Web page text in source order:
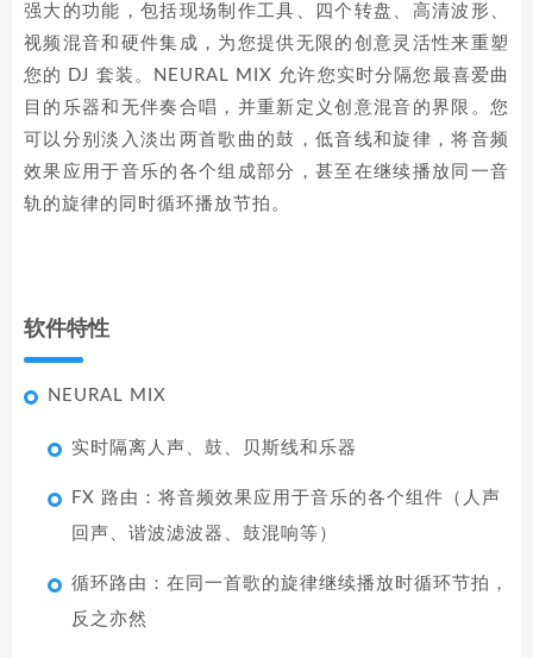
强大的功能，包括现场制作工具、四个转盘、高清波形、
视频混音和硬件集成，为您提供无限的创意灵活性来重塑
您的 DJ 套装。NEURAL MIX 允许您实时分隔您最喜爱曲
目的乐器和无伴奏合唱，并重新定义创意混音的界限。您
可以分别淡入淡出两首歌曲的鼓，低音线和旋律，将音频
效果应用于音乐的各个组成部分，甚至在继续播放同一音
轨的旋律的同时循环播放节拍。
软件特性
NEURAL MIX
实时隔离人声、鼓、贝斯线和乐器
FX 路由：将音频效果应用于音乐的各个组件（人声
回声、谐波滤波器、鼓混响等）
循环路由：在同一首歌的旋律继续播放时循环节拍，
反之亦然